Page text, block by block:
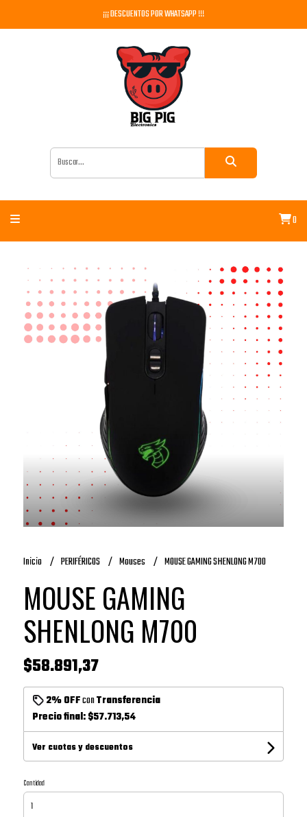
¡¡¡ DESCUENTOS POR WHATSAPP !!!
0
Inicio PERIFÉRICOS Mouses MOUSE GAMING SHENLONG M700
MOUSE GAMING
SHENLONG M700
$58.891,37
2% OFFconTransferencia
Precio final:$57.713,54
Ver cuotas y descuentos
Cantidad